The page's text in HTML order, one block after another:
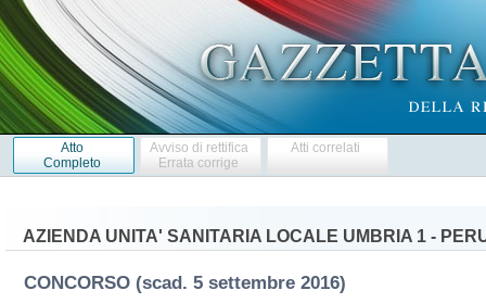
Atto
Completo
Avviso di rettifica
Errata corrige
Atti correlati
AZIENDA UNITA' SANITARIA LOCALE UMBRIA 1 -
CONCORSO (scad. 5 settembre 2016)